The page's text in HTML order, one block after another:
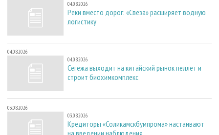
04.08.2026
Реки вместо дорог: «Свеза» расширяет водную
логистику
04.08.2026
04.08.2026
Сегежа выходит на китайский рынок пеллет и
строит биохимкомплекс
03.08.2026
03.08.2026
Кредиторы «Соликамскбумпрома» настаивают
на введении наблюдения